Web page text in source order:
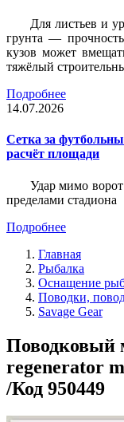
Для листьев и
грунта —
кузов может
тяжёлый
Подробнее
14.07.2026
Сетка за
расчёт площади
Удар мимо ворот
пределами стадиона
Подробнее
Главная
Рыбалка
Оснащение
Поводки,
Savage Gear
Поводковый
regenerator
/Код 950449